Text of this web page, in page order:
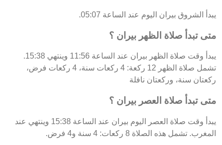
يبدأ الشروق بيران اليوم عند الساعة 05:07.
متى تبدأ صلاة الظهر بيران ؟
يبدأ وقت صلاة الظهر بيران عند الساعة 11:56 وينتهي 15:38.
تشمل صلاة الظهر 12 ركعة: 4 ركعات سنة، 4 ركعات فرض،
ركعتان سنة، وركعتان نافلة
متى تبدأ صلاة العصر بيران ؟
يبدأ وقت صلاة العصر اليوم بيران عند الساعة 15:38 وينتهي عند
المغرب. تشمل هذه الصلاة 8 ركعات: 4 سنة و4 فرض.